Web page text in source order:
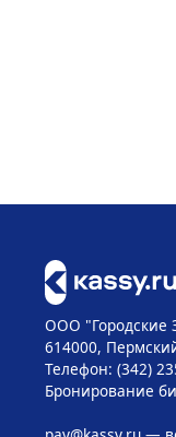
ООО "Городские
614000,
Телефон: (342)
Бронирование